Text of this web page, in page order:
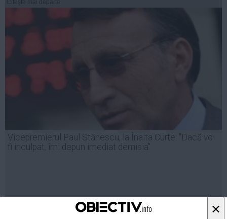
×
Vicepremierul Paul Stănescu, la Înalta Curte: "Dacă voi
fi inculpat, îmi depun imediat demisia"